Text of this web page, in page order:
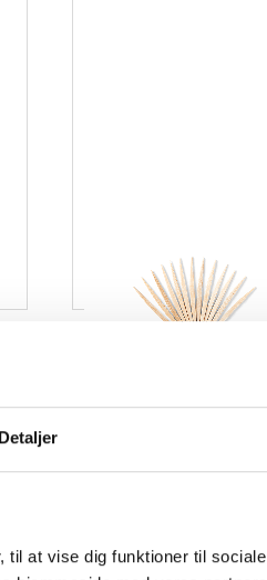
Detaljer
at vise dig funktioner til
styrke til mund
effekt.
og understøtter